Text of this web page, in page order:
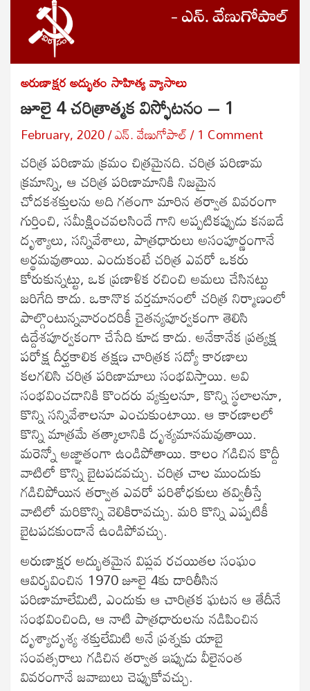
అరుణాక్షర అద్భుతంసాహిత్య వ్యాసాలు
జూలై 4 చరిత్రాత్మక విస్ఫోటనం – 1
February, 2020 ఎన్. వేణుగోపాల్ 1 Comment
చరిత్ర పరిణామ క్రమం చిత్రమైనది. చరిత్ర పరిణామ
క్రమాన్ని, ఆ చరిత్ర పరిణామానికి నిజమైన
చోదకశక్తులను అది గతంగా మారిన తర్వాత వివరంగా
గుర్తించి, సమీక్షించవలసిందే గాని అప్పటికప్పుడు కనబడే
దృశ్యాలు, సన్నివేశాలు, పాత్రధారులు అసంపూర్ణంగానే
అర్థమవుతాయి. ఎందుకంటే చరిత్ర ఎవరో ఒకరు
కోరుకున్నట్టు, ఒక ప్రణాళిక రచించి అమలు చేసినట్టు
జరిగేది కాదు. ఒకానొక వర్తమానంలో చరిత్ర నిర్మాణంలో
పాల్గొంటున్నవారందరికీ చైతన్యపూర్వకంగా తెలిసి
ఉద్దేశపూర్వకంగా చేసేది కూడ కాదు. అనేకానేక ప్రత్యక్ష
పరోక్ష దీర్ఘకాలిక తక్షణ చారిత్రక సద్యో కారణాలు
కలగలిసి చరిత్ర పరిణామాలు సంభవిస్తాయి. అవి
సంభవించడానికి కొందరు వ్యక్తులనూ, కొన్ని స్థలాలనూ,
కొన్ని సన్నివేశాలనూ ఎంచుకుంటాయి. ఆ కారణాలలో
కొన్ని మాత్రమే తత్కాలానికి దృశ్యమానమవుతాయి.
మరెన్నో అజ్ఞాతంగా ఉండిపోతాయి. కాలం గడిచిన కొద్దీ
వాటిలో కొన్ని బైటపడవచ్చు. చరిత్ర చాల ముందుకు
గడిచిపోయిన తర్వాత ఎవరో పరిశోధకులు తవ్వితీస్తే
వాటిలో మరికొన్ని వెలికిరావచ్చు. మరి కొన్ని ఎప్పటికీ
బైటపడకుండానే ఉండిపోవచ్చు.
అరుణాక్షర అద్భుతమైన విప్లవ రచయితల సంఘం
ఆవిర్భవించిన 1970 జూలై 4కు దారితీసిన
పరిణామాలేమిటి, ఎందుకు ఆ చారిత్రక ఘటన ఆ తేదీనే
సంభవించింది, ఆ నాటి పాత్రధారులను నడిపించిన
దృశ్యాదృశ్య శక్తులేమిటి అనే ప్రశ్నకు యాబై
సంవత్సరాలు గడిచిన తర్వాత ఇప్పుడు వీలైనంత
వివరంగానే జవాబులు చెప్పుకోవచ్చు.